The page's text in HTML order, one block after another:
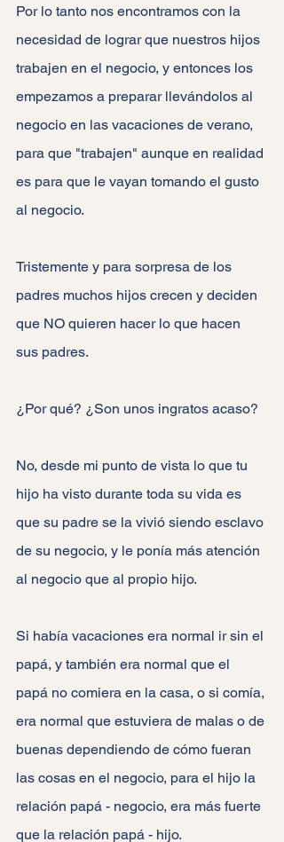
Por lo tanto nos encontramos con la
necesidad de lograr que nuestros hijos
trabajen en el negocio, y entonces los
empezamos a preparar llevándolos al
negocio en las vacaciones de verano,
para que "trabajen" aunque en realidad
es para que le vayan tomando el gusto
al negocio.
Tristemente y para sorpresa de los
padres muchos hijos crecen y deciden
que NO quieren hacer lo que hacen
sus padres.
¿Por qué? ¿Son unos ingratos acaso?
No, desde mi punto de vista lo que tu
hijo ha visto durante toda su vida es
que su padre se la vivió siendo esclavo
de su negocio, y le ponía más atención
al negocio que al propio hijo.
Si había vacaciones era normal ir sin el
papá, y también era normal que el
papá no comiera en la casa, o si comía,
era normal que estuviera de malas o de
buenas dependiendo de cómo fueran
las cosas en el negocio, para el hijo la
relación papá - negocio, era más fuerte
que la relación papá - hijo.